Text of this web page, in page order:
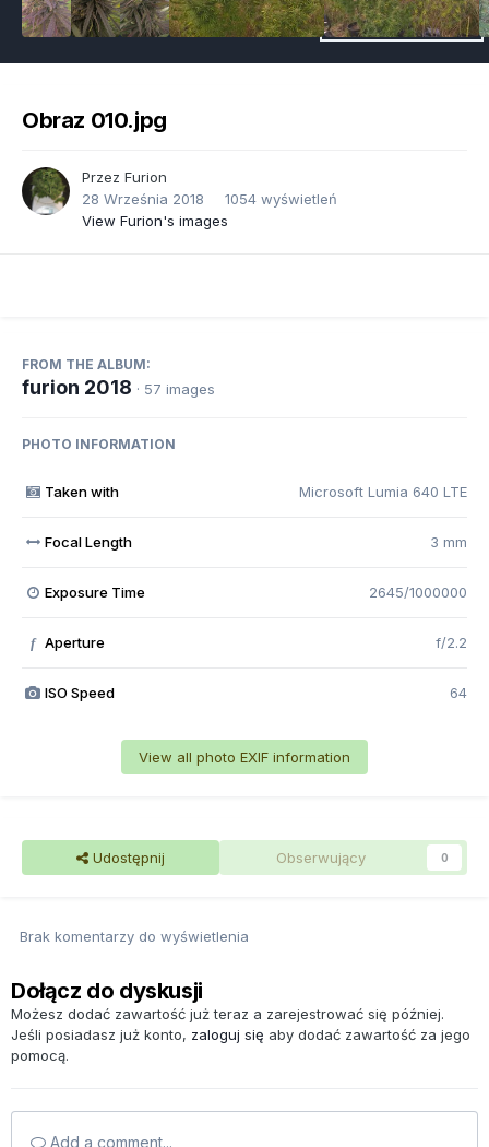
Obraz 010.jpg
Przez Furion
28 Września 2018
1054 wyświetleń
View Furion's images
FROM THE ALBUM:
furion 2018 · 57 images
PHOTO INFORMATION
Taken with Microsoft Lumia 640 LTE
Focal Length 3 mm
Exposure Time 2645/1000000
f Aperture f/2.2
ISO Speed 64
View all photo EXIF information
Udostępnij Obserwujący 0
Brak komentarzy do wyświetlenia
Dołącz do dyskusji
Możesz dodać zawartość już teraz a zarejestrować się później.
Jeśli posiadasz już konto, zaloguj się aby dodać zawartość za jego
pomocą.
Add a comment...